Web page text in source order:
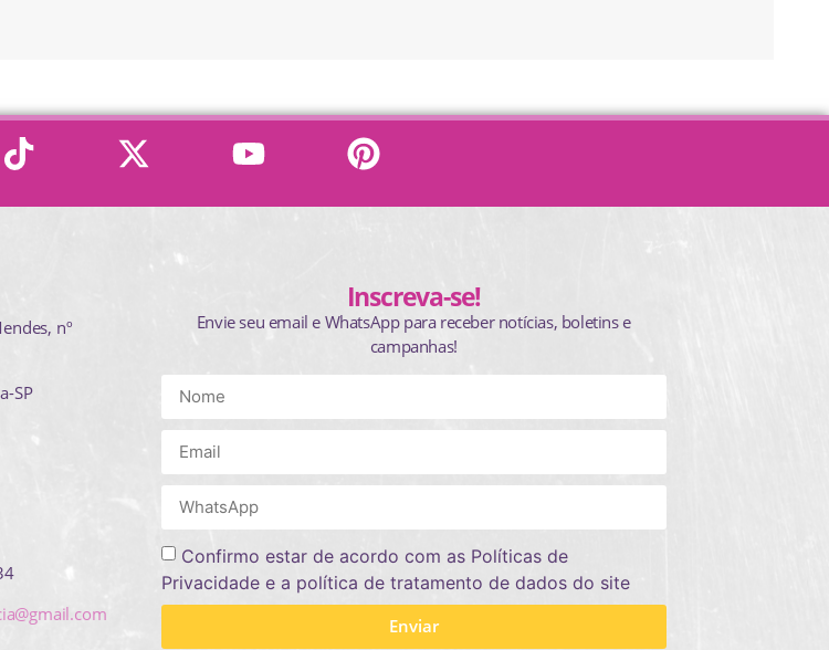
nº
SP
Inscreva-se!
Envie seu email e WhatsApp para receber notícias, boletins e
campanhas!
Confirmo estar de acordo com as Políticas de
Privacidade e a política de tratamento de dados do site
Enviar